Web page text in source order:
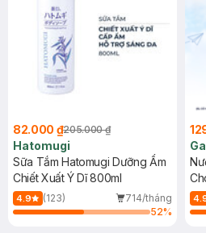
82.000 ₫205.000 ₫
Hatomugi
Sữa Tắm Hatomugi Dưỡng Ẩm
Chiết Xuất Ý Dĩ 800ml
4.9 (123)
714/tháng
52%